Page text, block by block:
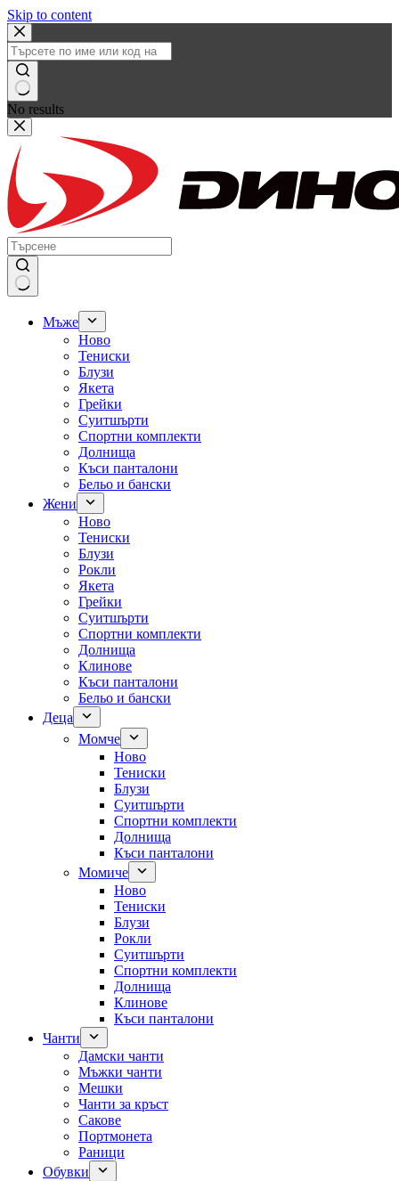
Skip to content
No results
Мъже
Ново
Тениски
Блузи
Якета
Грейки
Суитшърти
Спортни комплекти
Долнища
Къси панталони
Бельо и бански
Жени
Ново
Тениски
Блузи
Рокли
Якета
Грейки
Суитшърти
Спортни комплекти
Долнища
Клинове
Къси панталони
Бельо и бански
Деца
Момче
Ново
Тениски
Блузи
Суитшърти
Спортни комплекти
Долнища
Къси панталони
Момиче
Ново
Тениски
Блузи
Рокли
Суитшърти
Спортни комплекти
Долнища
Клинове
Къси панталони
Чанти
Дамски чанти
Мъжки чанти
Мешки
Чанти за кръст
Сакове
Портмонета
Раници
Обувки